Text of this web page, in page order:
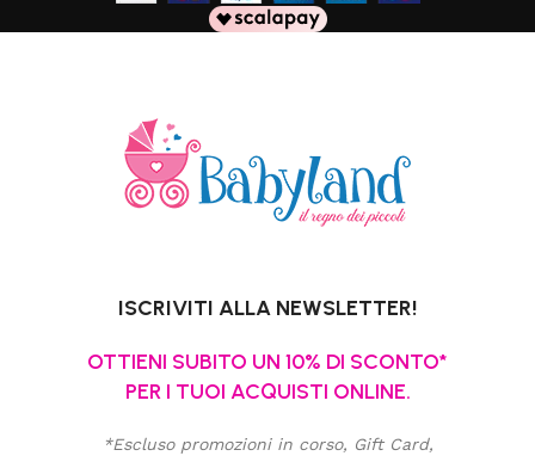
ISCRIVITI ALLA NEWSLETTER!
OTTIENI SUBITO UN 10% DI SCONTO*
PER I TUOI ACQUISTI ONLINE.
*Escluso promozioni in corso, Gift Card,